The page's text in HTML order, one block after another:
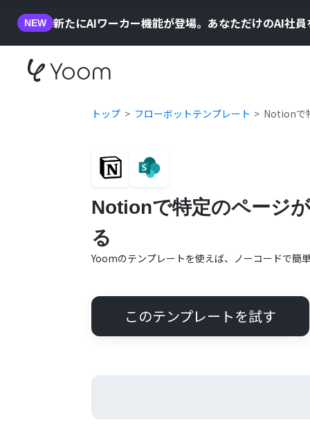
NEW 新たにAIワーカー機能が登場。あなただけのAI社
トップ フローボットテンプレート Notionで
Notionで特定のページ
る
Yoomのテンプレートを使えば、ノーコードで簡
このテンプレートを試す